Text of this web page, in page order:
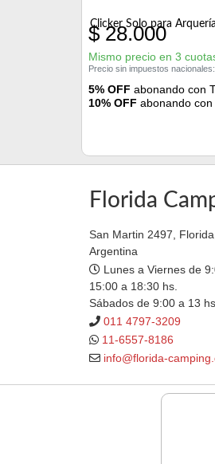
Clicker Solo para
$28.000
Mismo precio en 3
Precio sin impuestos nacionales:
5% OFF abonando con
10% OFF abonando con
Florida
San Martin 2497,
Argentina
Lunes a Viernes de
15:00 a 18:30 hs.
Sábados de 9:00 a 13 hs.
011 4797-3209
11-6557-8186
info@florida-